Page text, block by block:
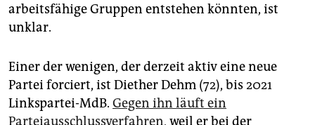
arbeitsfähige Gruppen entstehen könnten, ist
unklar.
Einer der wenigen, der derzeit aktiv eine neue
Partei forciert, ist Diether Dehm (72), bis 2021
Linkspartei-MdB. Gegen ihn läuft ein
Parteiausschlussverfahren, weil er bei der